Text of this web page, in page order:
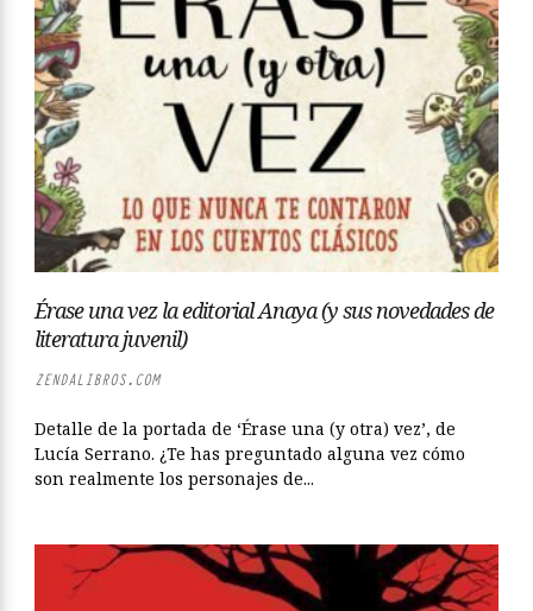
Érase una vez la editorial Anaya (y sus novedades de
literatura juvenil)
ZENDALIBROS.COM
Detalle de la portada de ‘Érase una (y otra) vez’, de
Lucía Serrano. ¿Te has preguntado alguna vez cómo
son realmente los personajes de...